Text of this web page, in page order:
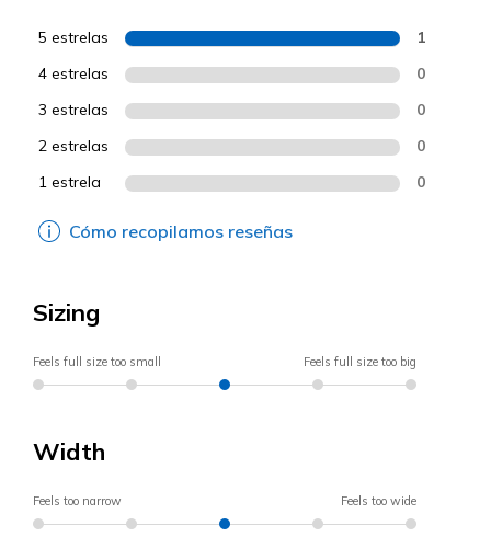
5 estrelas 1
4 estrelas 0
3 estrelas 0
2 estrelas 0
1 estrela 0
Cómo recopilamos reseñas
Sizing
Feels full size too small Feels full size too big
Width
Feels too narrow Feels too wide